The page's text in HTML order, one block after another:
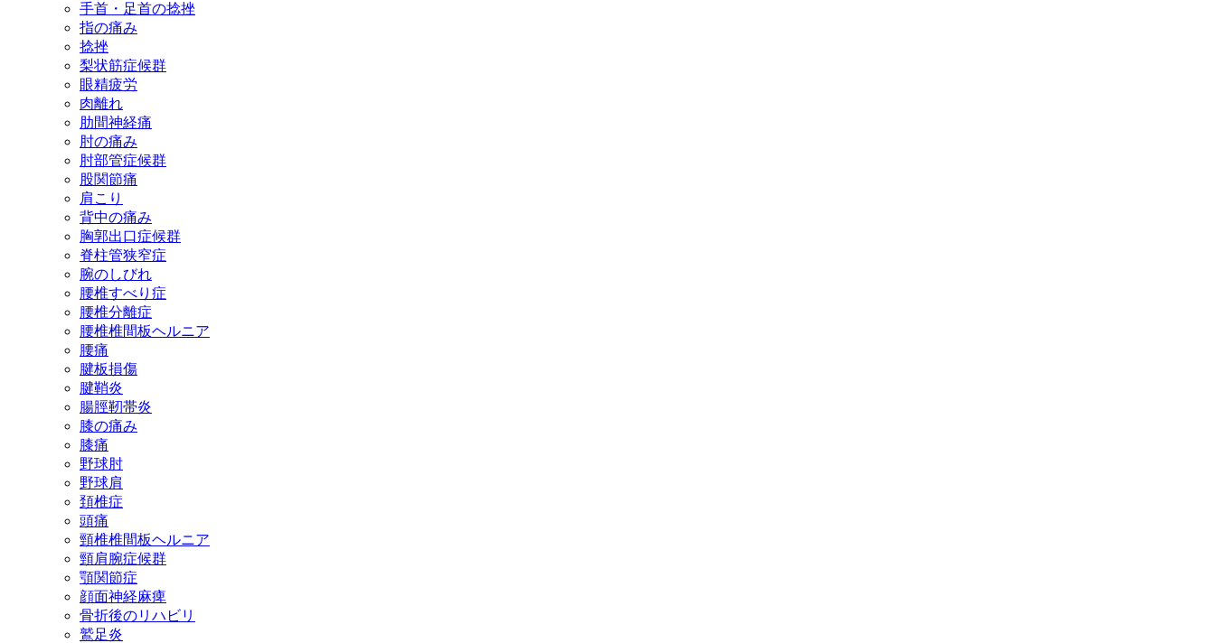
手首・足首の捻挫
指の痛み
捻挫
梨状筋症候群
眼精疲労
肉離れ
肋間神経痛
肘の痛み
肘部管症候群
股関節痛
肩こり
背中の痛み
胸郭出口症候群
脊柱管狭窄症
腕のしびれ
腰椎すべり症
腰椎分離症
腰椎椎間板ヘルニア
腰痛
腱板損傷
腱鞘炎
腸脛靭帯炎
膝の痛み
膝痛
野球肘
野球肩
頚椎症
頭痛
頸椎椎間板ヘルニア
頸肩腕症候群
顎関節症
顔面神経麻痺
骨折後のリハビリ
鷲足炎